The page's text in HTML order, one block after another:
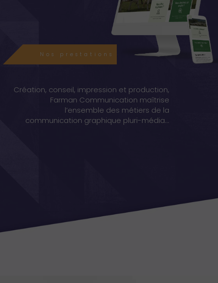
Création, conseil, impression et production,
Farman Communication maîtrise
l’ensemble des métiers de la
communication graphique pluri-média...
Nos prestations